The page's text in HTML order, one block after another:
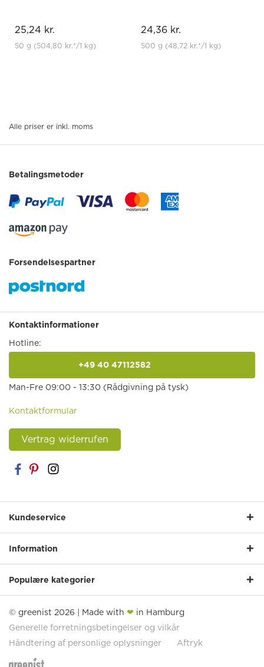
25,24 kr.
50 g (504,80 kr.*/1 kg)
24,36 kr.
500 g (48,72 kr.*/1 kg)
Alle priser er inkl. moms
Betalingsmetoder
Forsendelsespartner
Kontaktinformationer
Hotline:
+49 40 47112582
Man-Fre 09:00 - 13:30 (Rådgivning på tysk)
Kontaktformular
Vertrag widerrufen
Kundeservice
Information
Populære kategorier
© greenist 2026 | Made with ❤ in Hamburg
Generelle forretningsbetingelser og vilkår
Håndtering af personlige oplysninger
Aftryk